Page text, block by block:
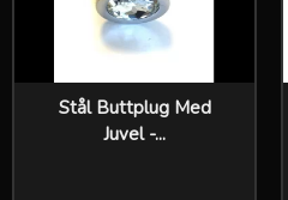
Stål Buttplug Med
Juvel -...